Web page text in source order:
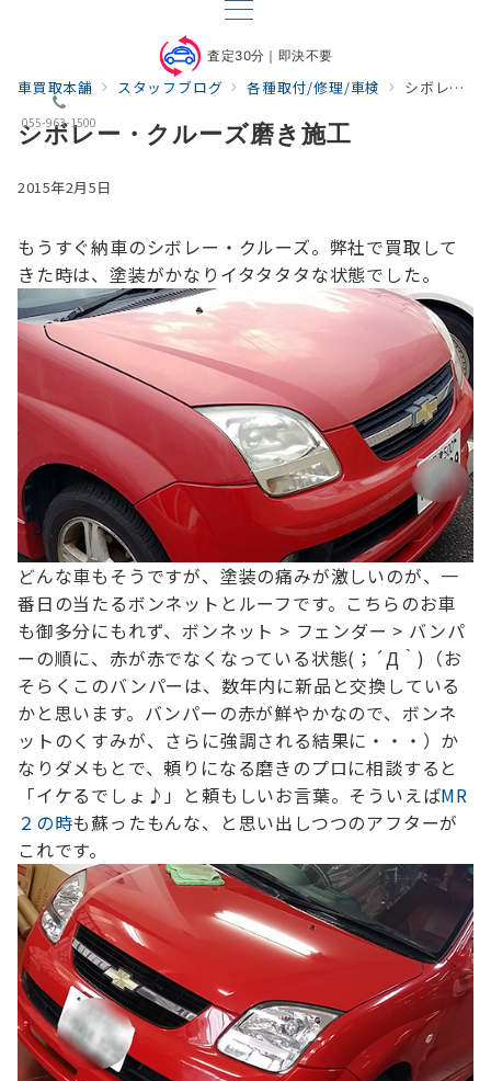
査定30分｜即決不要
055-963-1500
車買取本舗 スタッフブログ 各種取付/修理/車検 シボレー・クルーズ磨き施工
シボレー・クルーズ磨き施工
2015年2月5日
もうすぐ納車のシボレー・クルーズ。 弊社で買取して
きた時は、塗装がかなりイタタタタな状態でした。
どんな車もそうですが、塗装の痛みが激しいのが、一
番日の当たるボンネットとルーフです。 こちらのお車
も御多分にもれず、 ボンネット > フェンダー > バンパ
ーの順に、赤が赤でなくなっている状態(；´Д｀) （お
そらくこのバンパーは、数年内に新品と交換している
かと思います。バンパーの赤が鮮やかなので、ボンネ
ットのくすみが、さらに強調される結果に・・・） か
なりダメもとで、頼りになる磨きのプロに相談すると
「イケるでしょ♪」と頼もしいお言葉。 そういえばMR
２の時も蘇ったもんな、と思い出しつつのアフターが
これです。